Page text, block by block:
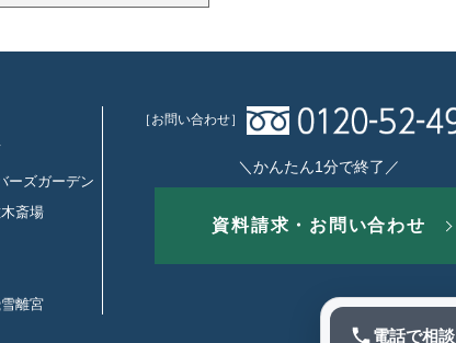
ーズガーデン
斎場
離宮
［お問い合わせ］
＼かんたん1分で終了／
資料請求・お問い合わせ
電話で相談